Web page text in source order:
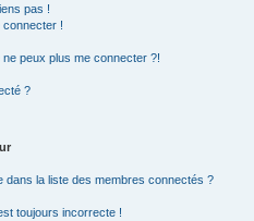
pas !
connecter !
peux plus me connecter ?!
?
dans la liste des membres connectés ?
toujours incorrecte !